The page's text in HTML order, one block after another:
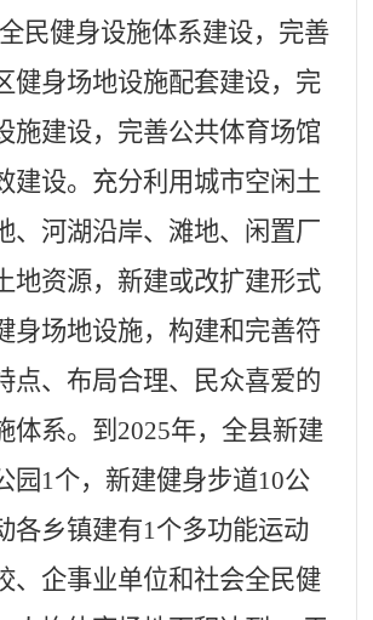
民健身设施体系建设，完善
健身场地设施配套建设，完
施建设，完善公共体育场馆
建设。充分利用城市空闲土
、河湖沿岸、滩地、闲置厂
地资源，新建或改扩建形式
身场地设施，构建和完善符
点、布局合理、民众喜爱的
体系。到2025年，全县新建
园1个，新建健身步道10公
各乡镇建有1个多功能运动
、企事业单位和社会全民健